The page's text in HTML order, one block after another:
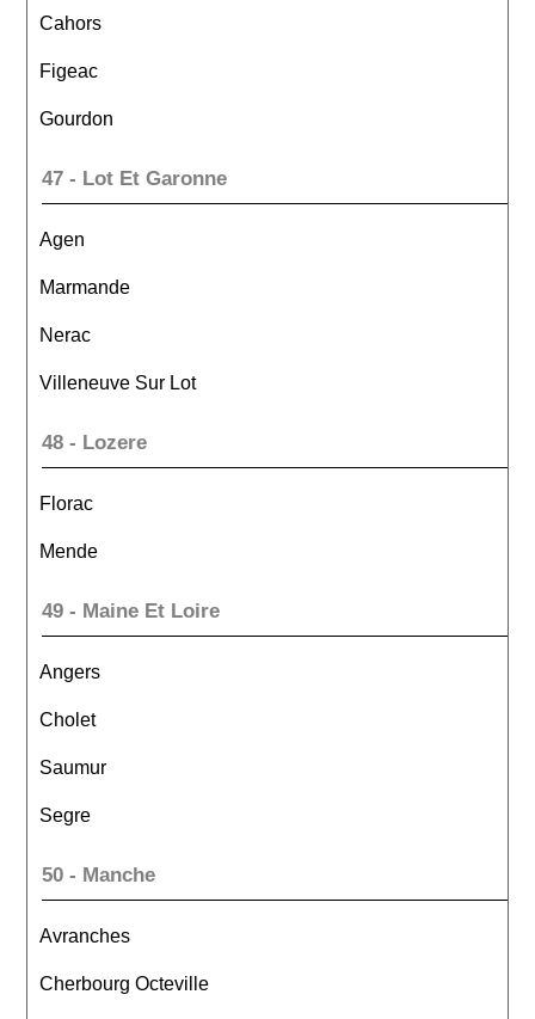
Cahors
Figeac
Gourdon
47 - Lot Et Garonne
Agen
Marmande
Nerac
Villeneuve Sur Lot
48 - Lozere
Florac
Mende
49 - Maine Et Loire
Angers
Cholet
Saumur
Segre
50 - Manche
Avranches
Cherbourg Octeville